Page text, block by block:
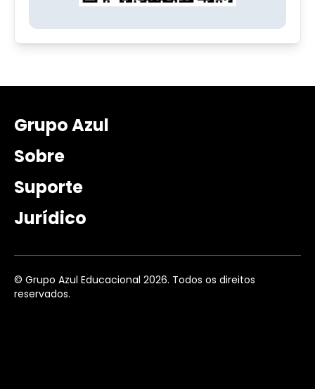
Grupo Azul
Sobre
Suporte
Jurídico
© Grupo Azul Educacional 2026. Todos os direitos
reservados.